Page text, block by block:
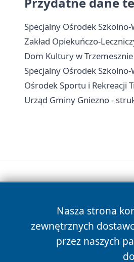
Specjalny Ośrodek
Zakład Opiekuńczo-
Dom Kultury w
Specjalny Ośrodek
Ośrodek Sportu i Rekreacji
Urząd Gminy Gniezno -
Nasza strona
zewnętrznych
przez naszych